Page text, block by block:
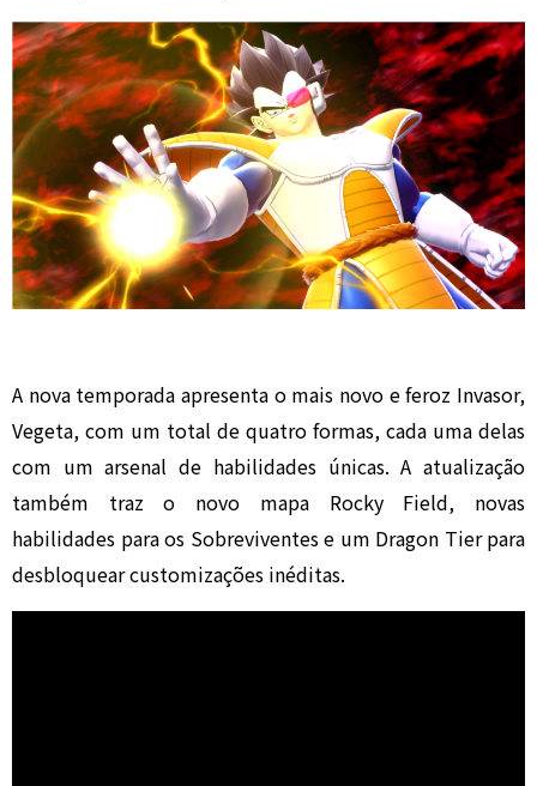
A nova temporada apresenta o mais novo e feroz Invasor,
Vegeta, com um total de quatro formas, cada uma delas
com um arsenal de habilidades únicas. A atualização
também traz o novo mapa Rocky Field, novas
habilidades para os Sobreviventes e um Dragon Tier para
desbloquear customizações inéditas.